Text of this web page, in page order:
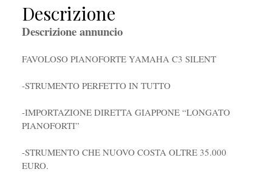
Descrizione
Descrizione annuncio
FAVOLOSO PIANOFORTE YAMAHA C3 SILENT
-STRUMENTO PERFETTO IN TUTTO
-IMPORTAZIONE DIRETTA GIAPPONE “LONGATO
PIANOFORTI”
-STRUMENTO CHE NUOVO COSTA OLTRE 35.000
EURO.